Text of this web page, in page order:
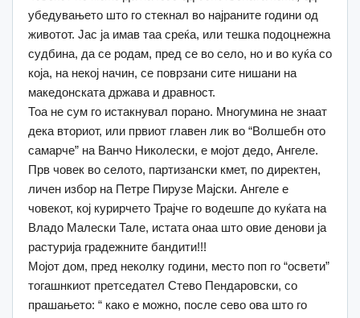
убедувањето што го стекнал во најраните години од
животот. Јас ја имав таа среќа, или тешка подоцнежна
судбина, да се родам, пред се во село, но и во куќа со
која, на некој начин, се поврзани сите нишани на
македонската држава и дравност.
Тоа не сум го истакнувал порано. Многумина не знаат
дека вториот, или првиот главен лик во “Волшебн ото
самарче” на Ванчо Николески, е мојот дедо, Ангеле.
Прв човек во селото, партизански кмет, по директен,
личен избор на Петре Пирузе Мајски. Ангеле е
човекот, кој курирчето Трајче го водешпе до куќата на
Владо Малески Тале, истата онаа што овие денови ја
растурија градежните бандити!!!
Мојот дом, пред неколку години, место поп го “освети”
тогашнкиот претседател Стево Пендаровски, со
прашањето: “ како е можно, после сево ова што го